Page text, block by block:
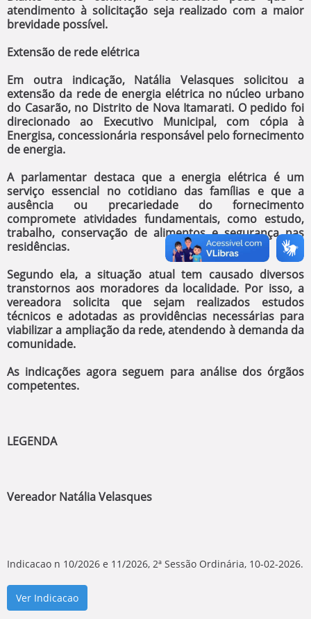
atendimento à solicitação seja realizado com a maior
brevidade possível.
Extensão de rede elétrica
Em outra indicação, Natália Velasques solicitou a
extensão da rede de energia elétrica no núcleo urbano
do Casarão, no Distrito de Nova Itamarati. O pedido foi
direcionado ao Executivo Municipal, com cópia à
Energisa, concessionária responsável pelo fornecimento
de energia.
A parlamentar destaca que a energia elétrica é um
serviço essencial no cotidiano das famílias e que a
ausência ou precariedade do fornecimento
compromete atividades fundamentais, como estudo,
trabalho, conservação de alimentos e segurança nas
residências.
Segundo ela, a situação atual tem causado diversos
transtornos aos moradores da localidade. Por isso, a
vereadora solicita que sejam realizados estudos
técnicos e adotadas as providências necessárias para
viabilizar a ampliação da rede, atendendo à demanda da
comunidade.
As indicações agora seguem para análise dos órgãos
competentes.
LEGENDA
Vereador Natália Velasques
Indicacao n 10/2026 e 11/2026, 2ª Sessão Ordinária, 10-02-2026.
Ver Indicacao